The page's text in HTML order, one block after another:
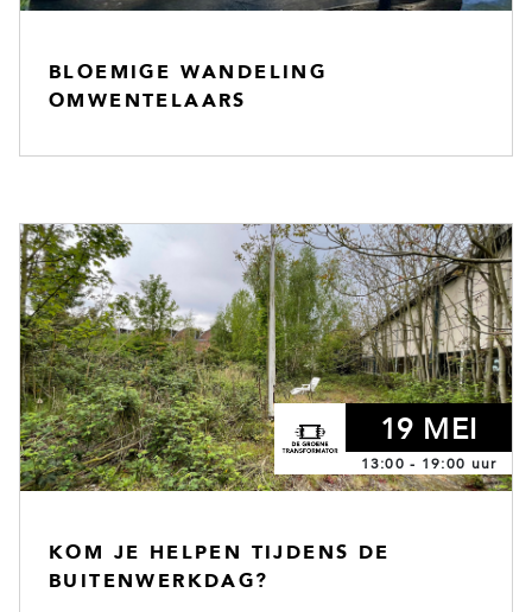
BLOEMIGE WANDELING
OMWENTELAARS
19 MEI
13:00 - 19:00 uur
KOM JE HELPEN TIJDENS DE
BUITENWERKDAG?